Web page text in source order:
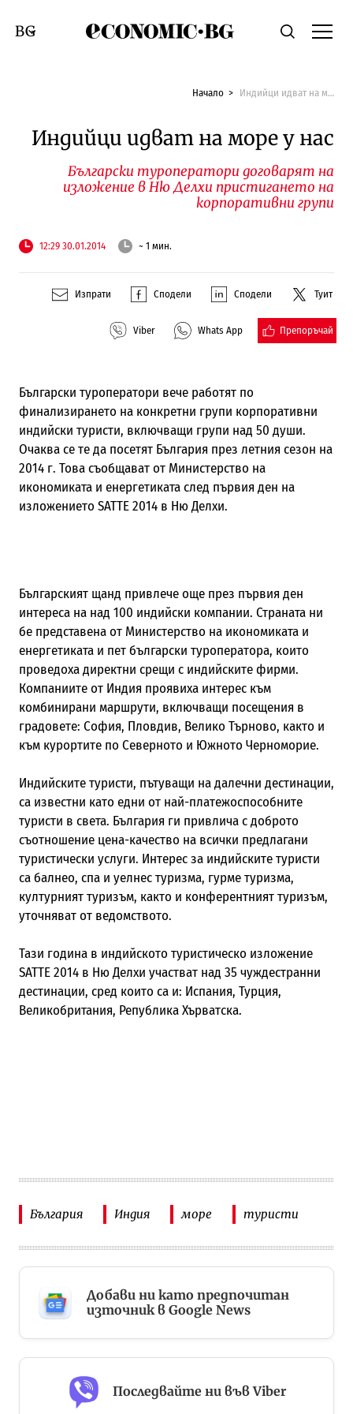
Economic.bgТърсене
Смяна на език
Начало Индийци идват на море у нас
Индийци идват на море у нас
Български туроператори договарят на
изложение в Ню Делхи пристигането на
корпоративни групи
12:29 30.01.2014 ~ 1 мин.
Изпрати Сподели Сподели Туит
Viber Whats App Препоръчай
Български туроператори вече работят по
финализирането на конкретни групи корпоративни
индийски туристи, включващи групи над 50 души.
Очаква се те да посетят България през летния сезон на
2014 г. Това съобщават от Министерство на
икономиката и енергетиката след първия ден на
изложението SATTE 2014 в Ню Делхи.
Българският щанд привлече още през първия ден
интереса на над 100 индийски компании. Страната ни
бе представена от Министерство на икономиката и
енергетиката и пет български туроператора, които
проведоха директни срещи с индийските фирми.
Компаниите от Индия проявиха интерес към
комбинирани маршрути, включващи посещения в
градовете: София, Пловдив, Велико Търново, както и
към курортите по Северното и Южното Черноморие.
Индийските туристи, пътуващи на далечни дестинации,
са известни като едни от най-платежоспособните
туристи в света. България ги привлича с доброто
съотношение цена-качество на всички предлагани
туристически услуги. Интерес за индийските туристи
са балнео, спа и уелнес туризма, гурме туризма,
културният туризъм, както и конферентният туризъм,
уточняват от ведомството.
Тази година в индийското туристическо изложение
SATTE 2014 в Ню Делхи участват над 35 чуждестранни
дестинации, сред които са и: Испания, Турция,
Великобритания, Република Хърватска.
България Индия море туристи
Добави ни като предпочитан
източник в Google News
Последвайте ни във Viber